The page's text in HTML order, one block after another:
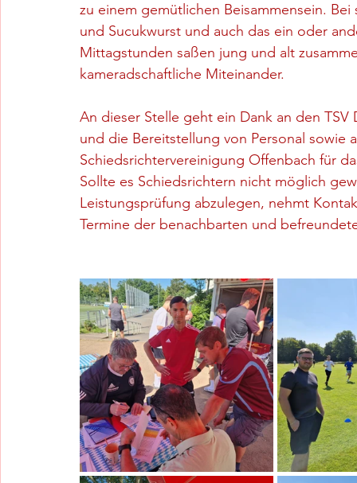
zu einem gemütlichen Beisammensein.
und Sucukwurst und auch das ein oder
Mittagstunden saßen jung und alt
kameradschaftliche Miteinander.
An dieser Stelle geht ein Dank an den
und die Bereitstellung von Personal sowie
Schiedsrichtervereinigung Offenbach für
Sollte es Schiedsrichtern nicht möglich
Leistungsprüfung abzulegen, nehmt
Termine der benachbarten und